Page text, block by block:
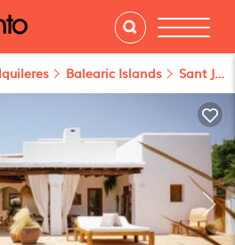
Balearic Islands Sant Josep de sa Talaia